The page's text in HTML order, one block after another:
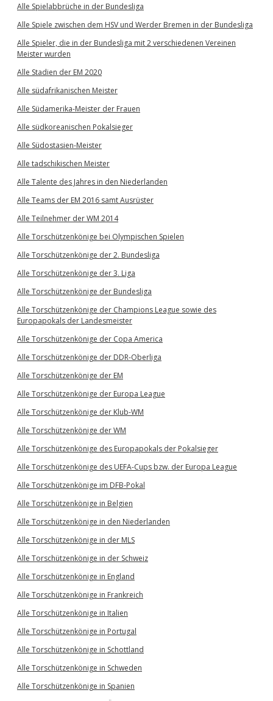
Alle Spielabbrüche in der Bundesliga
Alle Spiele zwischen dem HSV und Werder Bremen in der Bundesliga
Alle Spieler, die in der Bundesliga mit 2 verschiedenen Vereinen
Meister wurden
Alle Stadien der EM 2020
Alle südafrikanischen Meister
Alle Südamerika-Meister der Frauen
Alle südkoreanischen Pokalsieger
Alle Südostasien-Meister
Alle tadschikischen Meister
Alle Talente des Jahres in den Niederlanden
Alle Teams der EM 2016 samt Ausrüster
Alle Teilnehmer der WM 2014
Alle Torschützenkönige bei Olympischen Spielen
Alle Torschützenkönige der 2. Bundesliga
Alle Torschützenkönige der 3. Liga
Alle Torschützenkönige der Bundesliga
Alle Torschützenkönige der Champions League sowie des
Europapokals der Landesmeister
Alle Torschützenkönige der Copa America
Alle Torschützenkönige der DDR-Oberliga
Alle Torschützenkönige der EM
Alle Torschützenkönige der Europa League
Alle Torschützenkönige der Klub-WM
Alle Torschützenkönige der WM
Alle Torschützenkönige des Europapokals der Pokalsieger
Alle Torschützenkönige des UEFA-Cups bzw. der Europa League
Alle Torschützenkönige im DFB-Pokal
Alle Torschützenkönige in Belgien
Alle Torschützenkönige in den Niederlanden
Alle Torschützenkönige in der MLS
Alle Torschützenkönige in der Schweiz
Alle Torschützenkönige in England
Alle Torschützenkönige in Frankreich
Alle Torschützenkönige in Italien
Alle Torschützenkönige in Portugal
Alle Torschützenkönige in Schottland
Alle Torschützenkönige in Schweden
Alle Torschützenkönige in Spanien